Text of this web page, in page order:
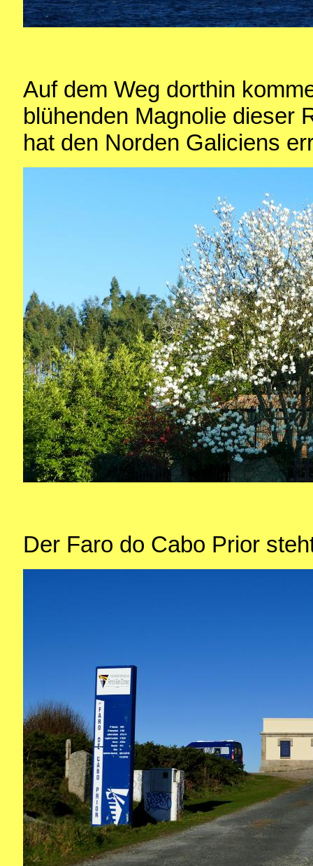
Auf dem Weg dorthin
blühenden Magnolie dieser
hat den Norden Galiciens
Der Faro do Cabo Prior